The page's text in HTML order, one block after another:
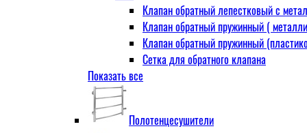
Тройник переходной
Тройник равный
Угольник
ВВ
ВН
Удлинитель потока для радиатора
Клапан обратный лепестковый с
Клапан обратный пружинный (
Клапан обратный пружинный
Сетка для обратного клапана
VALTEC
АДЛ
RD30 Корпус/диск - чугун РN16 (Тмакс
Показать все
Полотенцесушители